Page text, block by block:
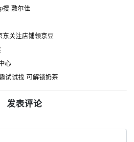
搜 敷尔佳
东关注店铺领京豆
心
试试找 可解锁奶茶
发表评论